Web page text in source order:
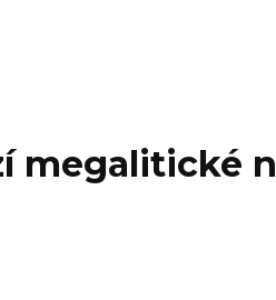
megalitické